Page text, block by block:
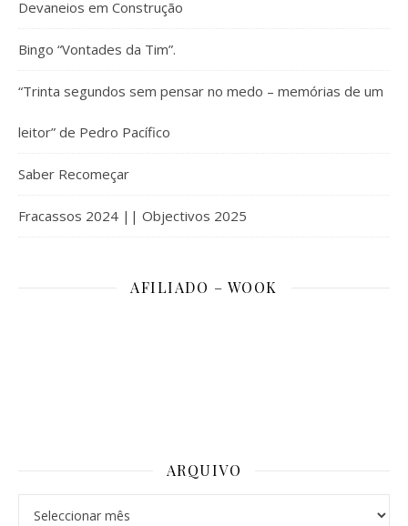
Devaneios em Construção
Bingo “Vontades da Tim”.
“Trinta segundos sem pensar no medo – memórias de um
leitor” de Pedro Pacífico
Saber Recomeçar
Fracassos 2024 || Objectivos 2025
AFILIADO – WOOK
ARQUIVO